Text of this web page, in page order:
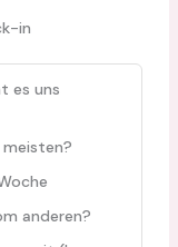
in
es uns
anderen?